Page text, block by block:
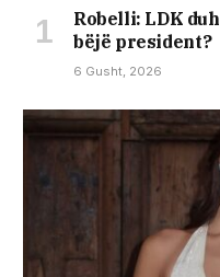
Robelli: LDK
bëjë president?
6 Gusht, 2026